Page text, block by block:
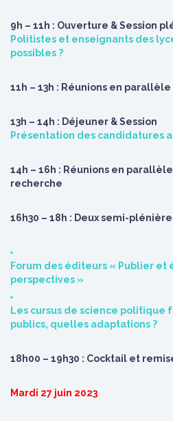
9h – 11h : Ouverture & Session
Politistes et enseignants des
possibles ?
11h – 13h : Réunions en
13h – 14h : Déjeuner & Session
Présentation des candidatures
14h – 16h : Réunions en
recherche
16h30 – 18h : Deux semi-
Forum des éditeurs « Publier et
perspectives »
Les cursus de science politique
publics, quelles adaptations ?
18h00 – 19h30 : Cocktail et
Mardi 27 juin 2023